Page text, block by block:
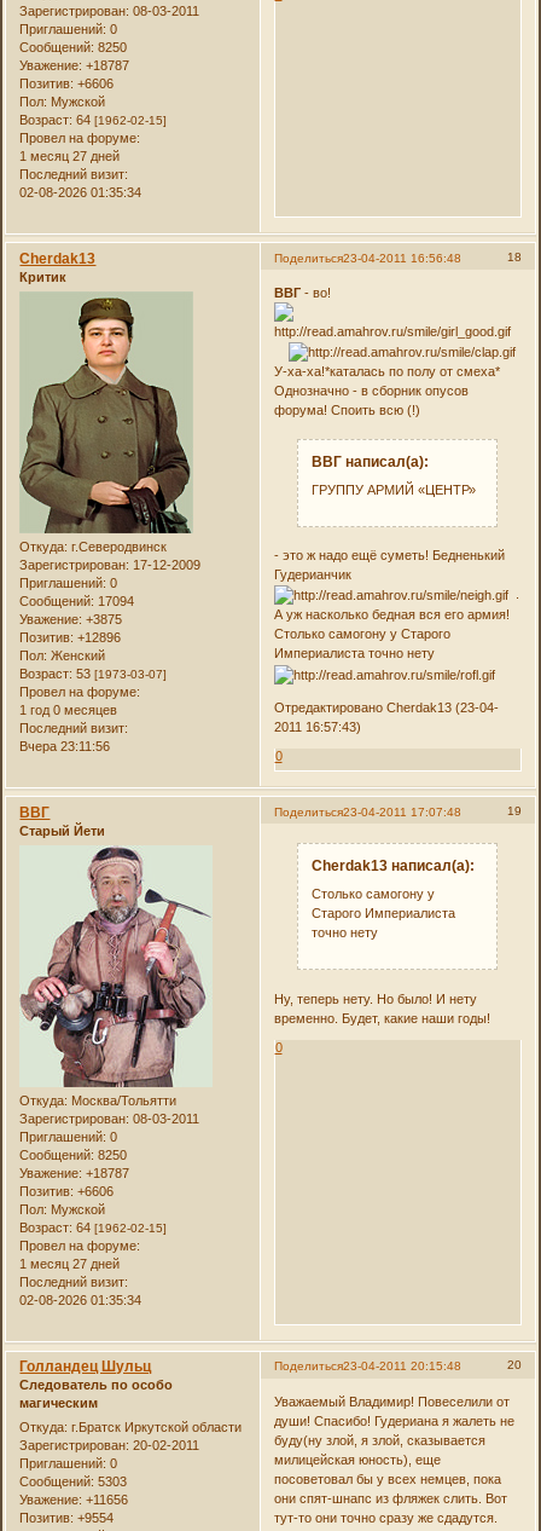
Зарегистрирован: 08-03-2011
Приглашений: 0
Сообщений: 8250
Уважение: +18787
Позитив: +6606
Пол: Мужской
Возраст: 64[1962-02-15]
Провел на форуме:
1 месяц 27 дней
Последний визит:
02-08-2026 01:35:34
Поделиться 18
23-04-2011 16:56:48
Cherdak13
Критик
Откуда: г.Северодвинск
Зарегистрирован: 17-12-2009
Приглашений: 0
Сообщений: 17094
Уважение: +3875
Позитив: +12896
Пол: Женский
Возраст: 53[1973-03-07]
Провел на форуме:
1 год 0 месяцев
Последний визит:
Вчера 23:11:56
ВВГ- во!
У-ха-ха!*каталась по полу от смеха*
Однозначно - в сборник опусов
форума! Споить всю (!)
ВВГ написал(а):
ГРУППУ АРМИЙ «ЦЕНТР»
- это ж надо ещё суметь! Бедненький
Гудерианчик
.
А уж насколько бедная вся его армия!
Столько самогону у Старого
Империалиста точно нету
Отредактировано Cherdak13 (23-04-
2011 16:57:43)
0
Поделиться 19
23-04-2011 17:07:48
ВВГ
Старый Йети
Откуда: Москва/Тольятти
Зарегистрирован: 08-03-2011
Приглашений: 0
Сообщений: 8250
Уважение: +18787
Позитив: +6606
Пол: Мужской
Возраст: 64[1962-02-15]
Провел на форуме:
1 месяц 27 дней
Последний визит:
02-08-2026 01:35:34
Cherdak13 написал(а):
Столько самогону у
Старого Империалиста
точно нету
Ну, теперь нету. Но было! И нету
временно. Будет, какие наши годы!
0
Поделиться 20
23-04-2011 20:15:48
Голландец Шульц
Следователь по особо
магическим
Откуда: г.Братск Иркутской области
Зарегистрирован: 20-02-2011
Приглашений: 0
Сообщений: 5303
Уважение: +11656
Позитив: +9554
Уважаемый Владимир! Повеселили от
души! Спасибо! Гудериана я жалеть не
буду(ну злой, я злой, сказывается
милицейская юность), еще
посоветовал бы у всех немцев, пока
они спят-шнапс из фляжек слить. Вот
тут-то они точно сразу же сдадутся.